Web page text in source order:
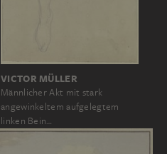
VICTOR MÜLLER
Männlicher Akt mit stark
angewinkeltem aufgelegtem
linken Bein…